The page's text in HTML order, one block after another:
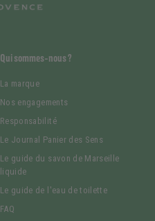
Qui sommes-nous ?
La marque
Nos engagements
Responsabilité
Le Journal Panier des Sens
Le guide du savon de Marseille
liquide
Le guide de l'eau de toilette
FAQ